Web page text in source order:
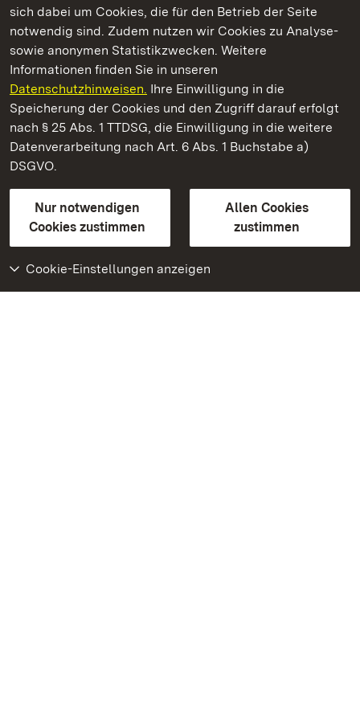
sich dabei um Cookies, die für den Betrieb der Seite
notwendig sind. Zudem nutzen wir Cookies zu Analyse-
sowie anonymen Statistikzwecken. Weitere
Informationen finden Sie in unseren
Datenschutzhinweisen. Ihre Einwilligung in die
Speicherung der Cookies und den Zugriff darauf erfolgt
nach § 25 Abs. 1 TTDSG, die Einwilligung in die weitere
Datenverarbeitung nach Art. 6 Abs. 1 Buchstabe a)
DSGVO.
Nur notwendigen
Cookies zustimmen
Allen Cookies
zustimmen
Cookie-Einstellungen anzeigen
Heuneburg – Stadt Pyrene
Staatliche Schlösser und Gärten Baden-Württemberg
Kontakt
GebärdenspracheLeichte Sprache
Erklärung zur Barrierefreiheit
BITV-konform (geprüfte Seiten)
Weiteres